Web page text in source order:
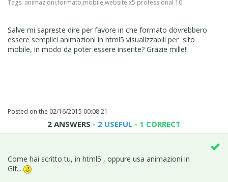
Tags: animazioni,formato,mobile,website x5 professional 10
Salve mi sapreste dire per favore in che formato dovrebbero
essere semplici animazioni in html5 visualizzabili per sito
mobile, in modo da poter essere inserite? Grazie mille!!
Posted on the 02/16/2015 00:08:21
2 ANSWERS - 2 USEFUL - 1 CORRECT
Come hai scritto tu, in html5 , oppure usa animazioni in
Gif....